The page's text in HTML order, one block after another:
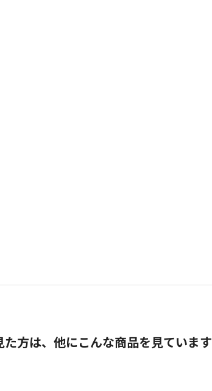
た方は、他にこんな商品を見ています